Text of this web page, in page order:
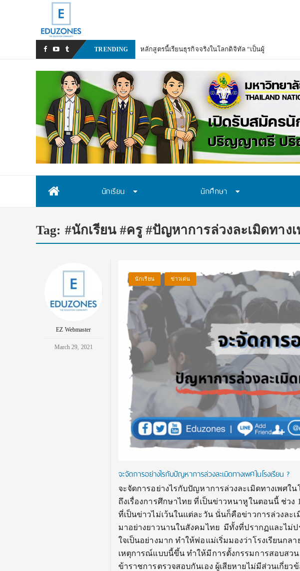
TRENDING
นักเรียน นักศึกษา
Tag: #นักเรียน #ครู #ปัญหาการล่วงละเมิดทาง
EZ Webmaster
March 29, 2021
นักเรียน ข่าวเด่น
จะจัดการอย่างไรกับปัญหาการล่วงละเมิดทางเพศในโรงเรียน ?
จะจัดการอย่างไรกับปัญหาการล่วงละเมิดทางเพศ
ถึงเรื่องการศึกษาไทย ที่เป็นข่าวหนาหูในตอนนี้ ช่ว
ที่เป็นข่าวไม่เว้นในแต่ละวัน นั่นก็คือข่าวการล่วงละ
มาอย่างยาวนานในสังคมไทย มีทั้งที่ปรากฏและไม่
ใจเป็นอย่างมาก ทำให้พ่อแม่เริ่มมองว่าโรงเรียนก
เหตุการณ์แบบนี้ขึ้น ทำให้มีการตั้งกรรมการสอบสว
ข้าราชการตรวจสอบกันเอง ผู้เสียหายไม่มีส่วนเกี่ย